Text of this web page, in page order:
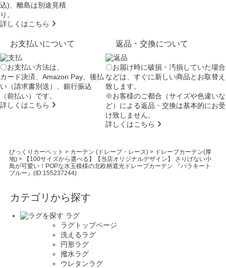
込)、離島は別途見積
り。
詳しくはこちら
お支払いについて
〇お支払い方法は、
カード決済、Amazon Pay、後払
い（請求書別送）、銀行振込
（前払い）です。
詳しくはこちら
返品・交換について
〇お届け時に破損・汚損していた場合
などは、すぐに新しい商品とお取替え
致します。
※お客様のご都合（サイズや色違いな
ど）による返品・交換は基本的にお受
け致しません。
詳しくはこちら
びっくりカーペット > カーテン (ドレープ・レース)> ドレープカーテン(厚
地)>
【100サイズから選べる】【当店オリジナルデザイン】 さりげない小
鳥が可愛い！POPな水玉模様の北欧柄遮光ドレープカーテン 『パラキート
ブルー』(ID:155237244)
カテゴリから探す
ラグ
ラグトップページ
洗えるラグ
円形ラグ
撥水ラグ
ウレタンラグ